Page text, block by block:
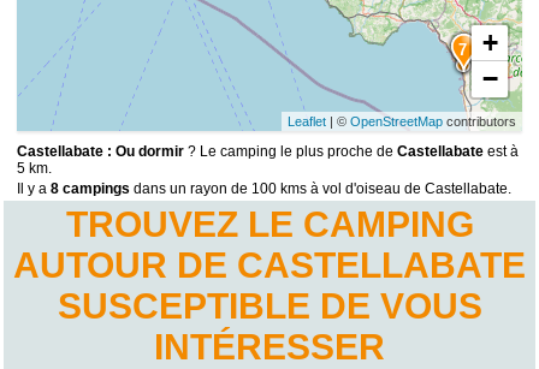
7
+
−
Leaflet| © OpenStreetMapcontributors
Castellabate : Ou dormir ? Le camping le plus proche deCastellabate est à
5 km.
Il y a8 campings dans un rayon de 100 kms à vol d'oiseau de Castellabate.
TROUVEZ LE CAMPING
AUTOUR DE CASTELLABATE
SUSCEPTIBLE DE VOUS
INTÉRESSER